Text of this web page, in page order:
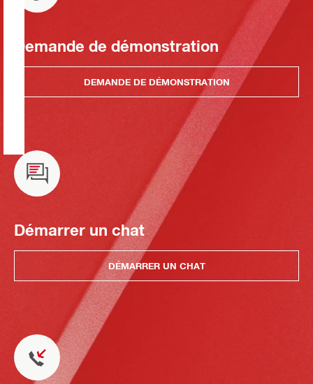
Demande de démonstration
DEMANDE DE DÉMONSTRATION
Démarrer un chat
DÉMARRER UN CHAT